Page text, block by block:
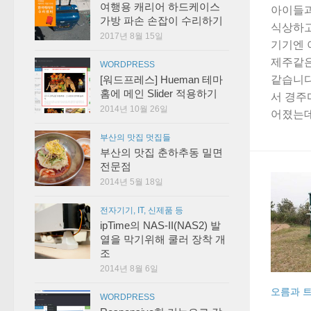
아이들
식상하
기기엔
제주같
같습니
서 경주
어졌는
오름과
여행용 캐리어 하드케이스
가방 파손 손잡이 수리하기
2017년 8월 15일
WORDPRESS
[워드프레스] Hueman 테마
홈에 메인 Slider 적용하기
2014년 10월 26일
부산의 맛집 멋집들
부산의 맛집 춘하추동 밀면
전문점
2014년 5월 18일
전자기기, IT, 신제품 등
ipTime의 NAS-II(NAS2) 발
열을 막기위해 쿨러 장착 개
조
2014년 8월 6일
WORDPRESS